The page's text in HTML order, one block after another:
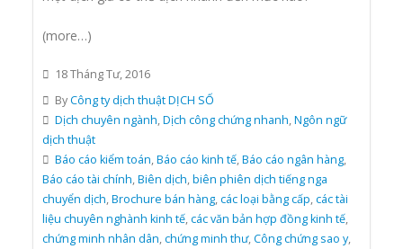
(more…)
18 Tháng Tư, 2016
ByCông ty dịch thuật DỊCH SỐ
Dịch chuyên ngành,Dịch công chứng nhanh,Ngôn ngữ
dịch thuật
Báo cáo kiểm toán,Báo cáo kinh tế,Báo cáo ngân hàng,
Báo cáo tài chính,Biên dịch,biên phiên dịch tiếng nga
chuyển dịch,Brochure bán hàng,các loại bằng cấp,các tài
liệu chuyên nghành kinh tế,các văn bản hợp đồng kinh tế,
chứng minh nhân dân,chứng minh thư,Công chứng sao y,